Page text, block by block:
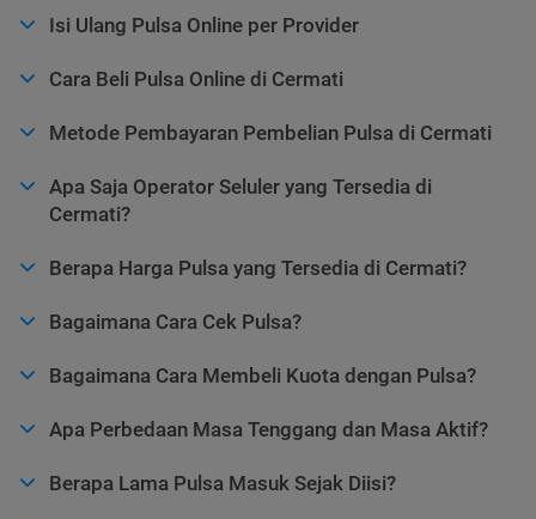
Isi Ulang Pulsa Online per Provider
Cara Beli Pulsa Online di Cermati
Metode Pembayaran Pembelian Pulsa di Cermati
Apa Saja Operator Seluler yang Tersedia di
Cermati?
Berapa Harga Pulsa yang Tersedia di Cermati?
Bagaimana Cara Cek Pulsa?
Bagaimana Cara Membeli Kuota dengan Pulsa?
Apa Perbedaan Masa Tenggang dan Masa Aktif?
Berapa Lama Pulsa Masuk Sejak Diisi?